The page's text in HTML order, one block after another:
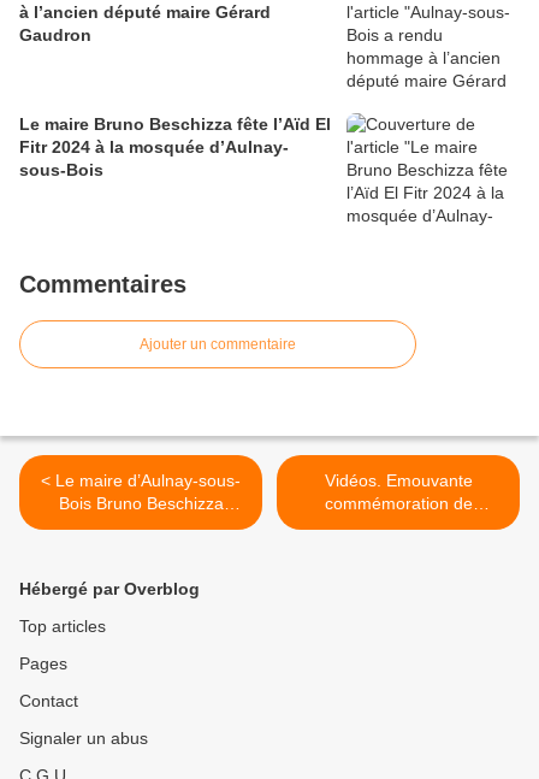
à l’ancien député maire Gérard
Gaudron
Le maire Bruno Beschizza fête l’Aïd El
Fitr 2024 à la mosquée d’Aulnay-
sous-Bois
Commentaires
Ajouter un commentaire
< Le maire d’Aulnay-sous-
Bois Bruno Beschizza
réclame 17000 euros au
Vidéos. Emouvante
commémoration de
l’Armistice du 11 novembre
Hébergé par Overblog
Top articles
Pages
Contact
Signaler un abus
C.G.U.